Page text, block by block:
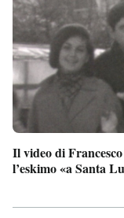
Il video di
l’eskimo «a Santa